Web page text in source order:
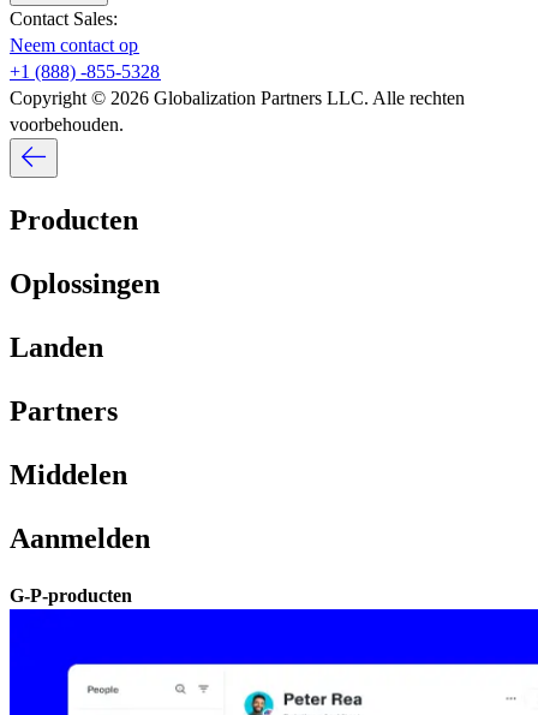
Contact Sales:​​
Neem contact op​​
+1 (888) -855-5328​​
Copyright © 2026 Globalization Partners LLC. Alle rechten
voorbehouden.​​
Producten​​
Oplossingen​​
Landen​​
Partners​​
Middelen​​
Aanmelden​​
G-P-producten​​